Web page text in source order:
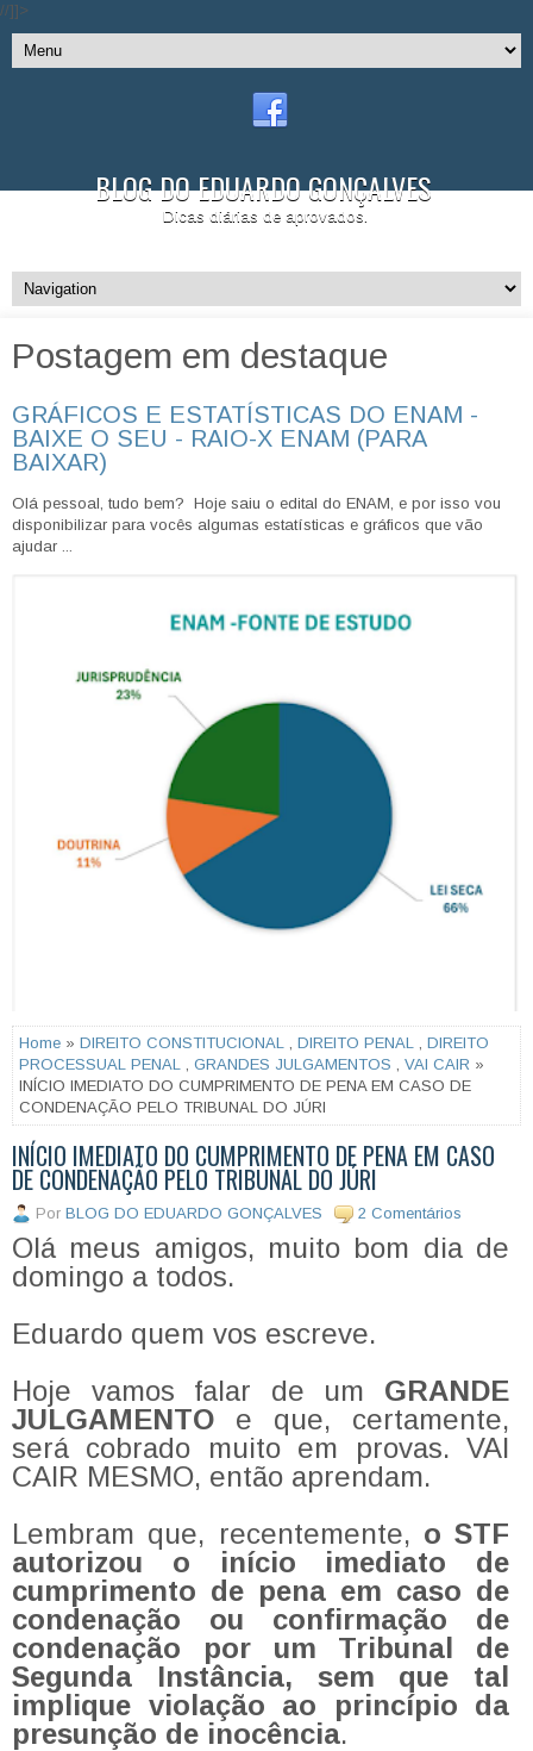
//]]>
BLOG DO EDUARDO GONÇALVES
Dicas diárias de aprovados.
Postagem em destaque
GRÁFICOS E ESTATÍSTICAS DO ENAM -
BAIXE O SEU - RAIO-X ENAM (PARA
BAIXAR)
Olá pessoal, tudo bem? Hoje saiu o edital do ENAM, e por isso vou
disponibilizar para vocês algumas estatísticas e gráficos que vão
ajudar ...
Home » DIREITO CONSTITUCIONAL DIREITO PENAL
DIREITO
PROCESSUAL PENAL
GRANDES JULGAMENTOS VAI CAIR »
INÍCIO IMEDIATO DO CUMPRIMENTO DE PENA EM CASO DE
CONDENAÇÃO PELO TRIBUNAL DO JÚRI
INÍCIO IMEDIATO DO CUMPRIMENTO DE PENA EM CASO
DE CONDENAÇÃO PELO TRIBUNAL DO JÚRI
Por BLOG DO EDUARDO GONÇALVES 2 Comentários
Olá meus amigos, muito bom dia de
domingo a todos.
Eduardo quem vos escreve.
Hoje vamos falar de um GRANDE
JULGAMENTO e que, certamente,
será cobrado muito em provas. VAI
CAIR MESMO, então aprendam.
Lembram que, recentemente, o STF
autorizou o início imediato de
cumprimento de pena em caso de
condenação ou confirmação de
condenação por um Tribunal de
Segunda Instância, sem que tal
implique violação ao princípio da
presunção de inocência.